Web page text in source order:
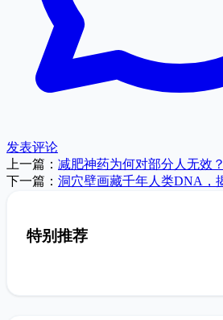
发表评论
上一篇： 减肥神药为何对部分人无效
下一篇： 洞穴壁画藏千年人类DNA，
特别推荐